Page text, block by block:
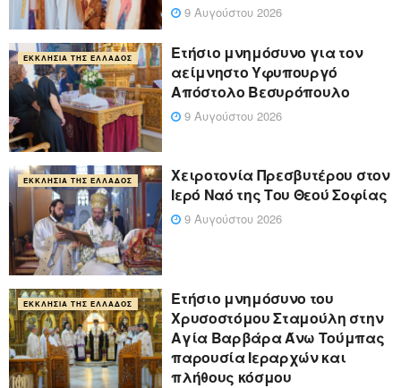
9 Αυγούστου 2026
ΕΚΚΛΗΣΊΑ ΤΗΣ ΕΛΛΆΔΟΣ
Ετήσιο μνημόσυνο για τον
αείμνηστο Υφυπουργό
Απόστολο Βεσυρόπουλο
9 Αυγούστου 2026
ΕΚΚΛΗΣΊΑ ΤΗΣ ΕΛΛΆΔΟΣ
Χειροτονία Πρεσβυτέρου στον
Ιερό Ναό της Του Θεού Σοφίας
9 Αυγούστου 2026
ΕΚΚΛΗΣΊΑ ΤΗΣ ΕΛΛΆΔΟΣ
Ετήσιο μνημόσυνο του
Χρυσοστόμου Σταμούλη στην
Αγία Βαρβάρα Άνω Τούμπας
παρουσία Ιεραρχών και
πλήθους κόσμου